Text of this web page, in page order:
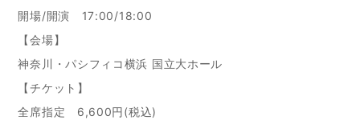
開場/開演 17:00/18:00
【会場】
神奈川・パシフィコ横浜 国立大ホール
【チケット】
全席指定 6,600円(税込)